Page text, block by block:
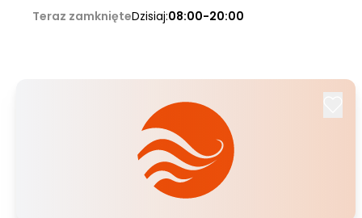
Teraz zamknięteDzisiaj:08:00-20:00